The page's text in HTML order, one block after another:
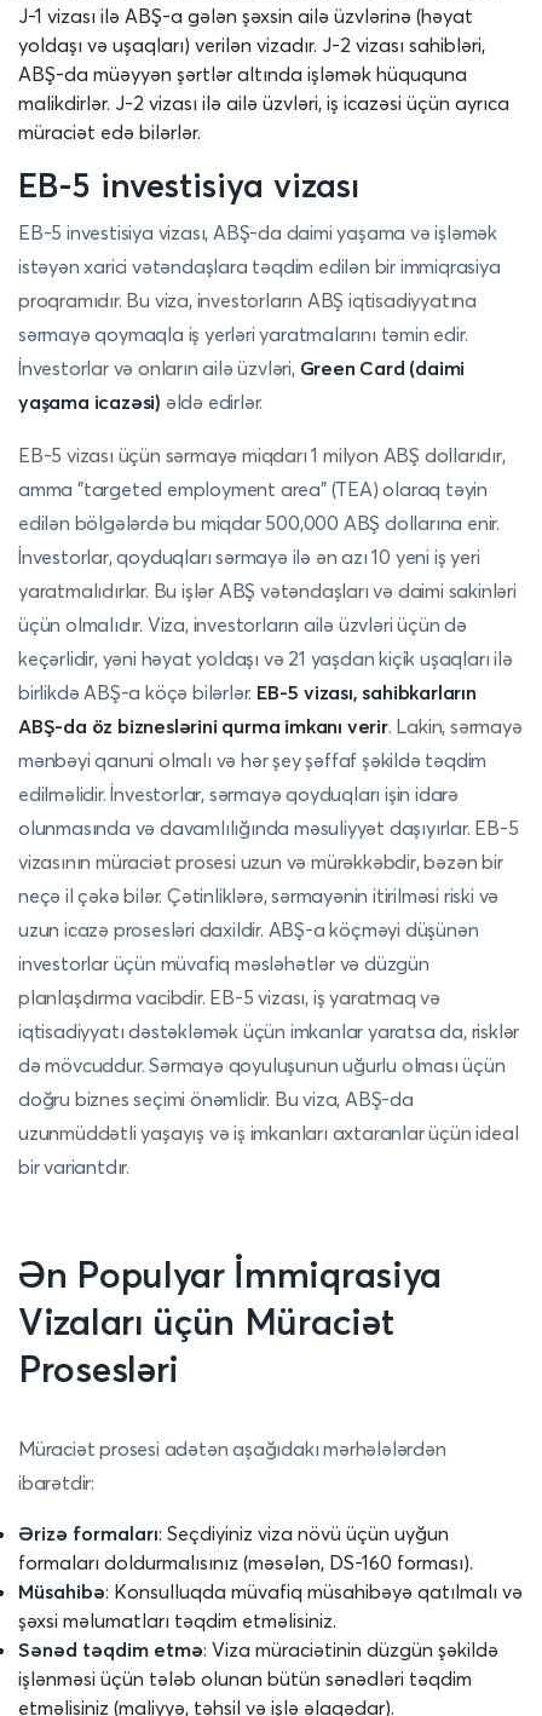
J-1 vizası ilə ABŞ-a gələn şəxsin ailə üzvlərinə (həyat
yoldaşı və uşaqları) verilən vizadır. J-2 vizası sahibləri,
ABŞ-da müəyyən şərtlər altında işləmək hüququna
malikdirlər. J-2 vizası ilə ailə üzvləri, iş icazəsi üçün ayrıca
müraciət edə bilərlər.
EB-5 investisiya vizası
EB-5 investisiya vizası, ABŞ-da daimi yaşama və işləmək
istəyən xarici vətəndaşlara təqdim edilən bir immiqrasiya
proqramıdır. Bu viza, investorların ABŞ iqtisadiyyatına
sərmayə qoymaqla iş yerləri yaratmalarını təmin edir.
İnvestorlar və onların ailə üzvləri,Green Card (daimi
yaşama icazəsi) əldə edirlər.
EB-5 vizası üçün sərmayə miqdarı 1 milyon ABŞ dollarıdır,
amma "targeted employment area" (TEA) olaraq təyin
edilən bölgələrdə bu miqdar 500,000 ABŞ dollarına enir.
İnvestorlar, qoyduqları sərmayə ilə ən azı 10 yeni iş yeri
yaratmalıdırlar. Bu işlər ABŞ vətəndaşları və daimi sakinləri
üçün olmalıdır. Viza, investorların ailə üzvləri üçün də
keçərlidir, yəni həyat yoldaşı və 21 yaşdan kiçik uşaqları ilə
birlikdə ABŞ-a köçə bilərlər. EB-5 vizası, sahibkarların
ABŞ-da öz bizneslərini qurma imkanı verir. Lakin, sərmayə
mənbəyi qanuni olmalı və hər şey şəffaf şəkildə təqdim
edilməlidir. İnvestorlar, sərmayə qoyduqları işin idarə
olunmasında və davamlılığında məsuliyyət daşıyırlar. EB-5
vizasının müraciət prosesi uzun və mürəkkəbdir, bəzən bir
neçə il çəkə bilər. Çətinliklərə, sərmayənin itirilməsi riski və
uzun icazə prosesləri daxildir. ABŞ-a köçməyi düşünən
investorlar üçün müvafiq məsləhətlər və düzgün
planlaşdırma vacibdir. EB-5 vizası, iş yaratmaq və
iqtisadiyyatı dəstəkləmək üçün imkanlar yaratsa da, risklər
də mövcuddur. Sərmayə qoyuluşunun uğurlu olması üçün
doğru biznes seçimi önəmlidir. Bu viza, ABŞ-da
uzunmüddətli yaşayış və iş imkanları axtaranlar üçün ideal
bir variantdır.
Ən Populyar İmmiqrasiya
Vizaları üçün Müraciət
Prosesləri
Müraciət prosesi adətən aşağıdakı mərhələlərdən
ibarətdir:
Ərizə formaları: Seçdiyiniz viza növü üçün uyğun
formaları doldurmalısınız (məsələn, DS-160 forması).
Müsahibə: Konsulluqda müvafiq müsahibəyə qatılmalı və
şəxsi məlumatları təqdim etməlisiniz.
Sənəd təqdim etmə: Viza müraciətinin düzgün şəkildə
işlənməsi üçün tələb olunan bütün sənədləri təqdim
etməlisiniz (maliyyə, təhsil və işlə əlaqədar).